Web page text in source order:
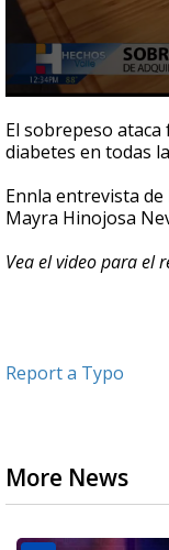
seconds
of
3
29
seconds
El sobrepeso
diabetes en todas
Ennla entrevista
Mayra Hinojosa
Vea el video para el
Report a Typo
More News